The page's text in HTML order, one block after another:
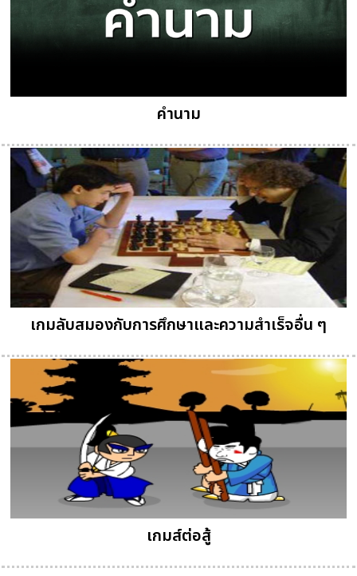
คํานาม
เกมลับสมองกับการศึกษาและความสำเร็จอื่น ๆ
เกมส์ต่อสู้